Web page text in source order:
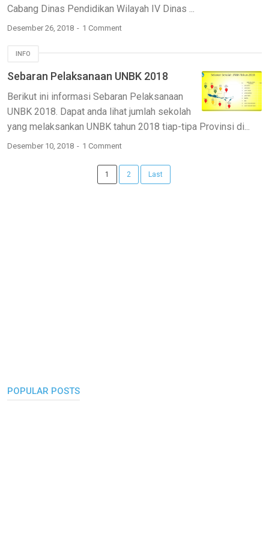
Cabang Dinas Pendidikan Wilayah IV Dinas ...
Desember 26, 2018 1 Comment
INFO
Sebaran Pelaksanaan UNBK 2018
Berikut ini informasi Sebaran Pelaksanaan
UNBK 2018. Dapat anda lihat jumlah sekolah
yang melaksankan UNBK tahun 2018 tiap-tipa Provinsi di...
Desember 10, 2018 1 Comment
1 2 Last
POPULAR POSTS